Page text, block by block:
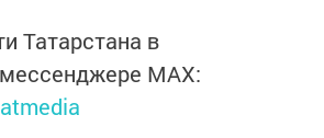
Татарстана в
MАХ: